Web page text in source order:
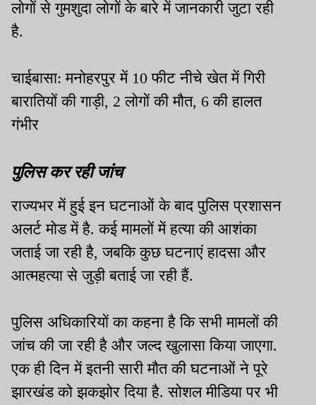
लोगों से गुमशुदा लोगों के बारे में जानकारी जुटा रही
है.
चाईबासा: मनोहरपुर में 10 फीट नीचे खेत में गिरी
बारातियों की गाड़ी, 2 लोगों की मौत, 6 की हालत
गंभीर
पुलिस कर रही जांच
राज्यभर में हुई इन घटनाओं के बाद पुलिस प्रशासन
अलर्ट मोड में है. कई मामलों में हत्या की आशंका
जताई जा रही है, जबकि कुछ घटनाएं हादसा और
आत्महत्या से जुड़ी बताई जा रही हैं.
पुलिस अधिकारियों का कहना है कि सभी मामलों की
जांच की जा रही है और जल्द खुलासा किया जाएगा.
एक ही दिन में इतनी सारी मौत की घटनाओं ने पूरे
झारखंड को झकझोर दिया है. सोशल मीडिया पर भी